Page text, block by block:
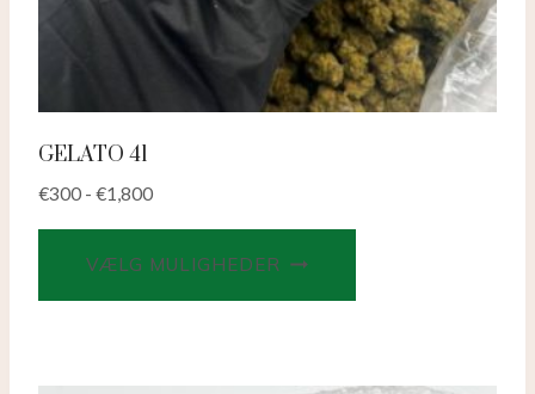
GELATO 41
€300 - €1,800
VÆLG MULIGHEDER
varianter.